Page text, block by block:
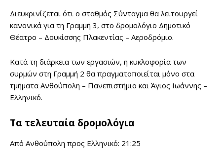
Διευκρινίζεται ότι ο σταθμός Σύνταγμα θα λειτουργεί
κανονικά για τη Γραμμή 3, στο δρομολόγιο Δημοτικό
Θέατρο – Δουκίσσης Πλακεντίας – Αεροδρόμιο.
Κατά τη διάρκεια των εργασιών, η κυκλοφορία των
συρμών στη Γραμμή 2 θα πραγματοποιείται μόνο στα
τμήματα Ανθούπολη – Πανεπιστήμιο και Άγιος Ιωάννης –
Ελληνικό.
Τα τελευταία δρομολόγια
Από Ανθούπολη προς Ελληνικό: 21:25